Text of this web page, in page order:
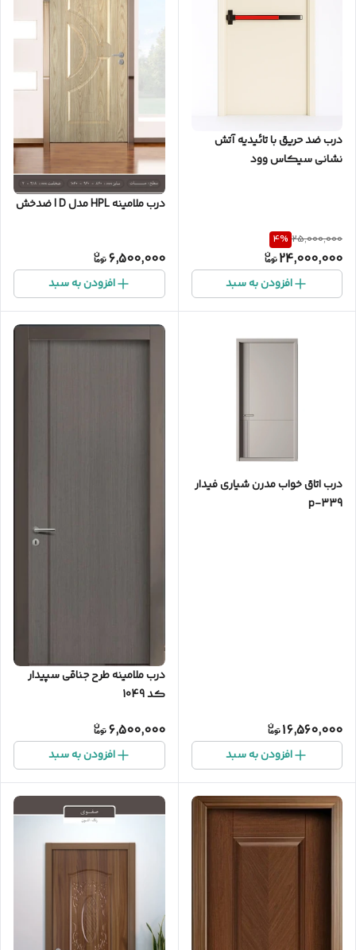
درب ضد حریق با تائیدیه آتش
نشانی سیکاس وود
25,000,000
4%
24,000,000
افزودن به سبد
درب ملامینه HPL مدل D | ضدخش
6,500,000
افزودن به سبد
درب اتاق خواب مدرن شیاری فیدار
p-339
16,560,000
افزودن به سبد
درب ملامینه طرح جناقی سپیدار
کد 1049
6,500,000
افزودن به سبد